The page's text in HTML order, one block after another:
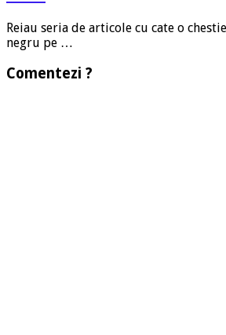
Reiau seria de articole cu cate o
negru pe …
Comentezi ?